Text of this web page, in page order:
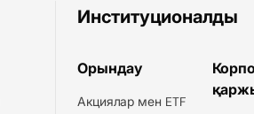
Институционалды
Орындау
Акциялар мен ETF